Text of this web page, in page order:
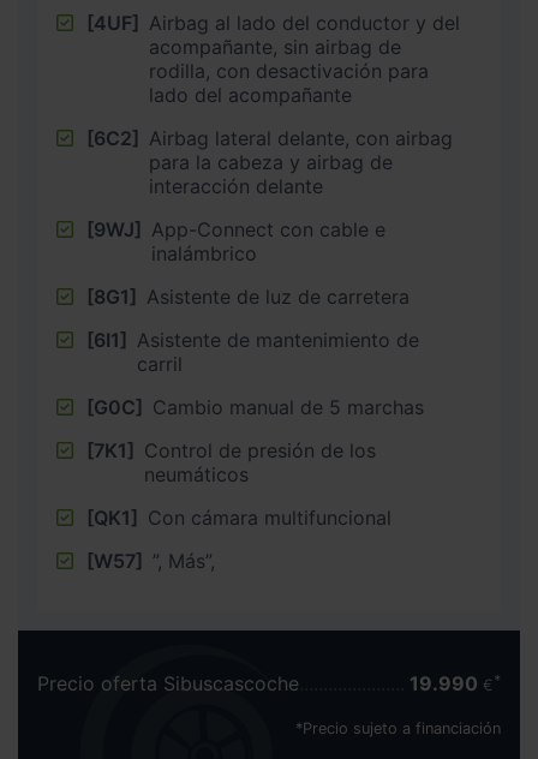
[4UF] Airbag al lado del conductor y del
acompañante, sin airbag de
rodilla, con desactivación para
lado del acompañante
[6C2] Airbag lateral delante, con airbag
para la cabeza y airbag de
interacción delante
[9WJ] App-Connect con cable e
inalámbrico
[8G1] Asistente de luz de carretera
[6I1] Asistente de mantenimiento de
carril
[G0C] Cambio manual de 5 marchas
[7K1] Control de presión de los
neumáticos
[QK1] Con cámara multifuncional
[W57] ”, Más”,
Precio oferta Sibuscascoche 19.990 €
*Precio sujeto a financiación